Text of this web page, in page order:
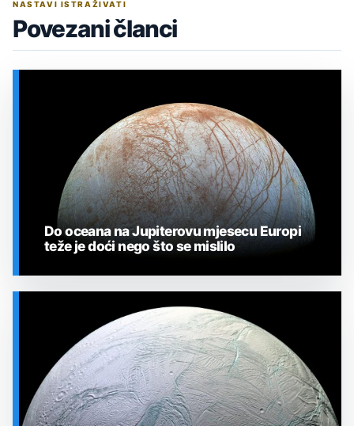
NASTAVI ISTRAŽIVATI
Povezani članci
Do oceana na Jupiterovu mjesecu Europi
teže je doći nego što se mislilo